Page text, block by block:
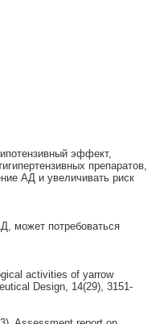
эффект,
препаратов,
АД и увеличивать риск
может потребоваться
activities of yarrow
Design, 14(29), 3151-